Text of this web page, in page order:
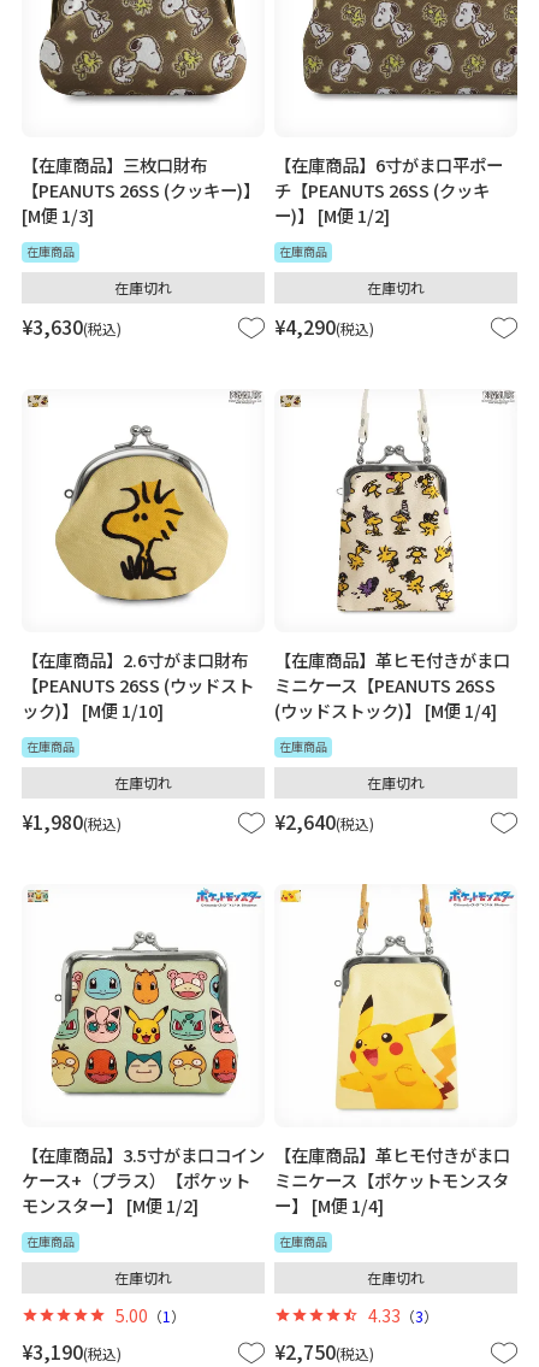
【在庫商品】三枚口財布
【PEANUTS 26SS (クッキー)】
[M便 1/3]
在庫商品
¥3,630 税込
在庫切れ
【在庫商品】6寸がま口平ポー
チ【PEANUTS 26SS (クッキ
ー)】 [M便 1/2]
在庫商品
¥4,290 税込
在庫切れ
【在庫商品】2.6寸がま口財布
【PEANUTS 26SS (ウッドスト
ック)】 [M便 1/10]
在庫商品
¥1,980 税込
在庫切れ
【在庫商品】革ヒモ付きがま口
ミニケース【PEANUTS 26SS
(ウッドストック)】 [M便 1/4]
在庫商品
¥2,640 税込
在庫切れ
【在庫商品】3.5寸がま口コイン
ケース+（プラス）【ポケット
モンスター】 [M便 1/2]
在庫商品
¥3,190 税込
在庫切れ
5.00 （1 ）
【在庫商品】革ヒモ付きがま口
ミニケース【ポケットモンスタ
ー】 [M便 1/4]
在庫商品
¥2,750 税込
在庫切れ
4.33 （3）